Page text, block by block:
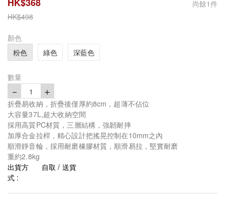
尚餘1件
HK$498
顏色
粉色
綠色 深藍色
數量
－ 1 ＋
折疊易收納，折疊後僅厚約8cm，超薄不佔位
大容量37L,超大收納空間
採用高質PC材質，三層結構，強韌耐摔
加厚合金拉桿，精心設計把搖晃控制在10mm之內
順滑靜音輪，採用耐磨橡膠材質，順滑易拉，堅實耐磨
重約2.8kg
出貨方
式 :
自取 / 送貨